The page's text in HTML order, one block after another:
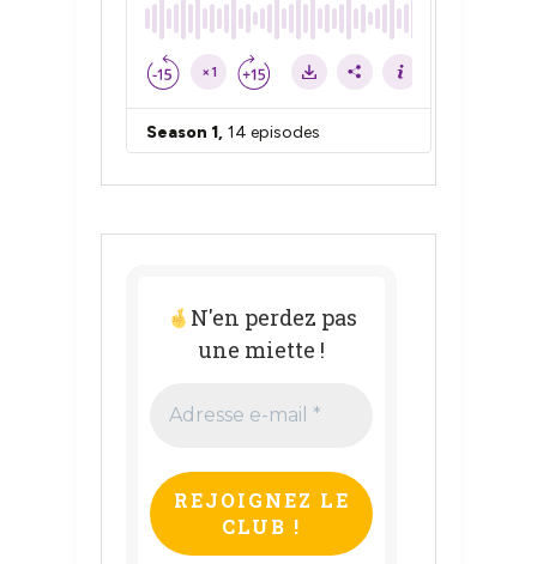
N'en perdez pas
une miette !
e-
*